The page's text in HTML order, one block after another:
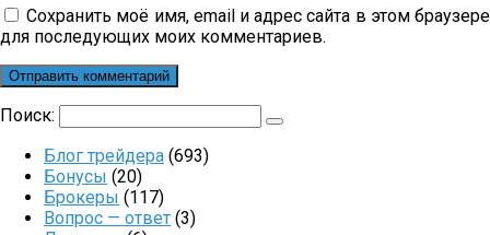
Сохранить моё имя, email и адрес сайта в этом браузере
для последующих моих комментариев.
Поиск:
Блог трейдера (693)
Бонусы (20)
Брокеры (117)
Вопрос — ответ (3)